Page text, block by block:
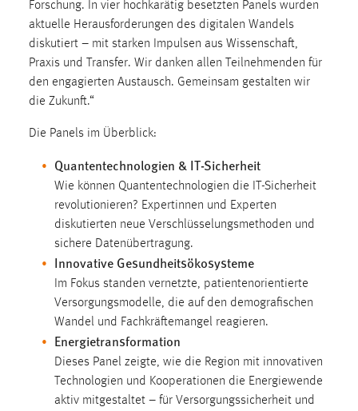
Forschung. In vier hochkarätig besetzten Panels wurden
aktuelle Herausforderungen des digitalen Wandels
diskutiert – mit starken Impulsen aus Wissenschaft,
Praxis und Transfer. Wir danken allen Teilnehmenden für
den engagierten Austausch. Gemeinsam gestalten wir
die Zukunft.“
Die Panels im Überblick:
Quantentechnologien & IT-Sicherheit
Wie können Quantentechnologien die IT-Sicherheit
revolutionieren? Expertinnen und Experten
diskutierten neue Verschlüsselungsmethoden und
sichere Datenübertragung.
Innovative Gesundheitsökosysteme
Im Fokus standen vernetzte, patientenorientierte
Versorgungsmodelle, die auf den demografischen
Wandel und Fachkräftemangel reagieren.
Energietransformation
Dieses Panel zeigte, wie die Region mit innovativen
Technologien und Kooperationen die Energiewende
aktiv mitgestaltet – für Versorgungssicherheit und
24 Stunden
STATISTIK
Statistik Cookies erfassen Informationen anonym.
unsere Besucher unsere Website nutzen.
Matomo
Name:
_pk_ref, _pk_cvar, _pk_id, _pk_ses
Zweck:
Zugriffsstatistik
Cookie Laufzeit:
Max. 13 Monate
MARKETING
Marketing Cookies werden von Drittanbietern